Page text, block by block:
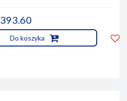
393.60
Do koszyka